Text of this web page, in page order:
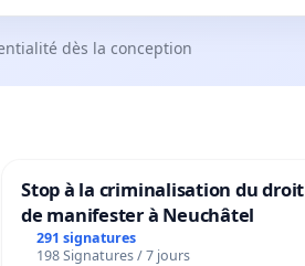
dès la conception
Stop à la criminalisation du droit
de manifester à Neuchâtel
291 signatures
198 Signatures / 7 jours